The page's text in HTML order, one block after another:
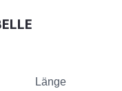
Länge